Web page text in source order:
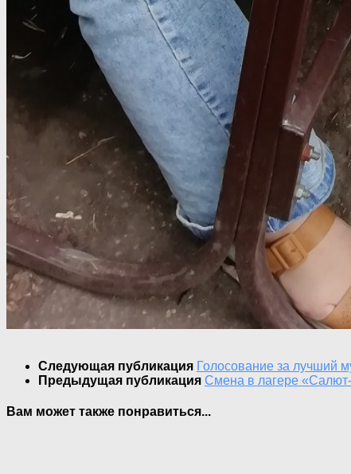
Следующая публикация Голосование за лучший
Предыдущая публикация Смена в лагере
Вам может также понравиться...